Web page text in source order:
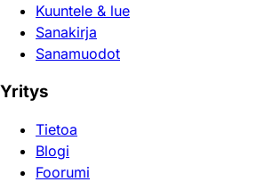
Kuuntele & lue
Sanakirja
Sanamuodot
Yritys
Tietoa
Blogi
Foorumi